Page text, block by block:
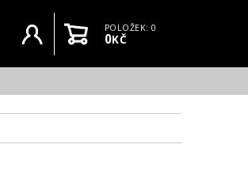
Uživatelský účet
KošíkPOLOŽEK: 0
0KČ